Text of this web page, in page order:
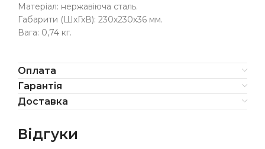
Матеріал: нержавіюча сталь.
Габарити (ШхГхВ): 230х230х36 мм.
Вага: 0,74 кг.
Оплата
Гарантія
Доставка
Відгуки